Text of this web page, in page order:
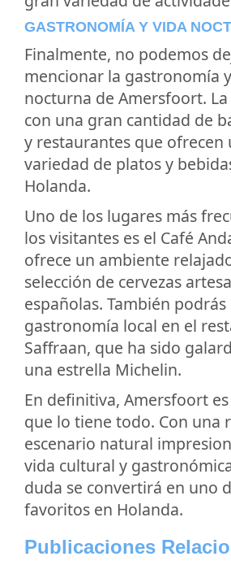
GASTRONOMÍA Y VIDA
Finalmente, no podemos
mencionar la gastronomía
nocturna de Amersfoort.
con una gran cantidad de
y restaurantes que ofrecen
variedad de platos y
Holanda.
Uno de los lugares más
los visitantes es el Café
ofrece un ambiente
selección de cervezas
españolas. También
gastronomía local en el
Saffraan, que ha sido
una estrella Michelin.
En definitiva, Amersfoort
que lo tiene todo. Con una
escenario natural
vida cultural y
duda se convertirá en uno
favoritos en Holanda.
Publicaciones